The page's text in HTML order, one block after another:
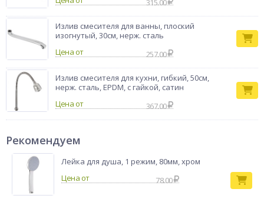
315.00
Излив смесителя для ванны, плоский
изогнутый, 30см, нерж. сталь
Цена от
257.00
Излив смесителя для кухни, гибкий, 50см,
нерж. сталь, EPDM, с гайкой, сатин
Цена от
367.00
Рекомендуем
Лейка для душа, 1 режим, 80мм, хром
78.00